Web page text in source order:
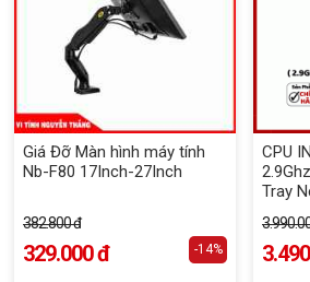
Giá Đỡ Màn hình máy tính
Nb-F80 17Inch-27Inch
382.800 đ
329.000 đ -14%
CPU
Tray